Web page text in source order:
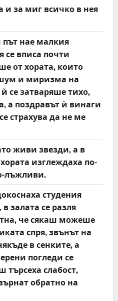
и за миг всичко в нея
път нае малкия
се вписа почти
от хората, които
шум и миризма на
се затваряше тихо,
а поздравът ѝ винаги
страхува да не ме
живи звезди, а в
изглеждаха по-
лъжливи.
студения
залата се разля
че сякаш можеше
спря, звънът на
в сенките, а
погледи се
търсеха слабост,
обратно на